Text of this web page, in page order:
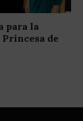
para la
de